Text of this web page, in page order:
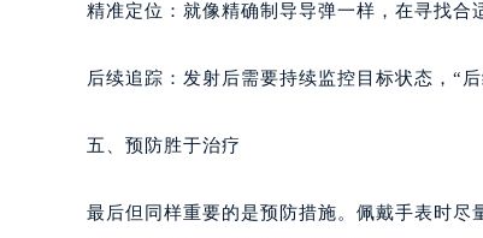
精准定位：就像精确制导导弹一样，在寻找合
后续追踪：发射后需要持续监控目标状态，“
五、预防胜于治疗
最后但同样重要的是预防措施。佩戴手表时